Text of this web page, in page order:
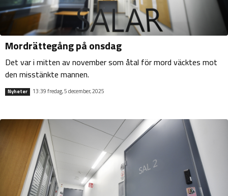
Mordrättegång på onsdag
Det var i mitten av november som åtal för mord väcktes mot
den misstänkte mannen.
Nyheter 13:39 fredag, 5 december, 2025